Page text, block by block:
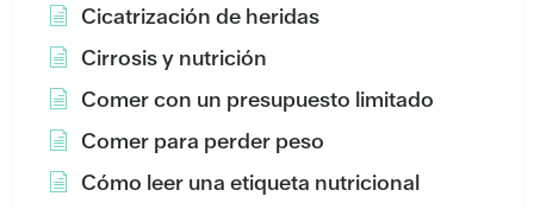
Cicatrización de heridas
Cirrosis y nutrición
Comer con un presupuesto limitado
Comer para perder peso
Cómo leer una etiqueta nutricional